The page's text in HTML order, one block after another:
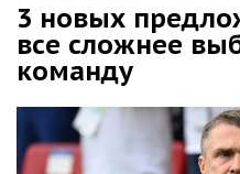
3 новых
все сложнее
команду